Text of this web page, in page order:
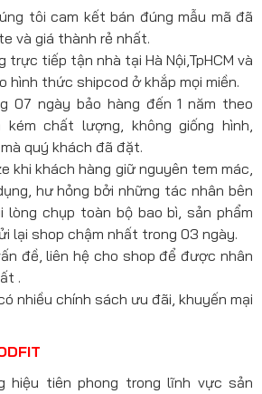
tôi cam kết bán đúng mẫu mã đã
và giá thành rẻ nhất.
trực tiếp tận nhà tại Hà Nội,TpHCM và
hình thức shipcod ở khắp mọi miền.
07 ngày bảo hàng đến 1 năm theo
kém chất lượng, không giống hình,
quý khách đã đặt.
khi khách hàng giữ nguyên tem mác,
hư hỏng bởi những tác nhân bên
lòng chụp toàn bộ bao bì, sản phẩm
lại shop chậm nhất trong 03 ngày.
đề, liên hệ cho shop để được nhân
.
nhiều chính sách ưu đãi, khuyến mại
hiệu tiên phong trong lĩnh vực sản